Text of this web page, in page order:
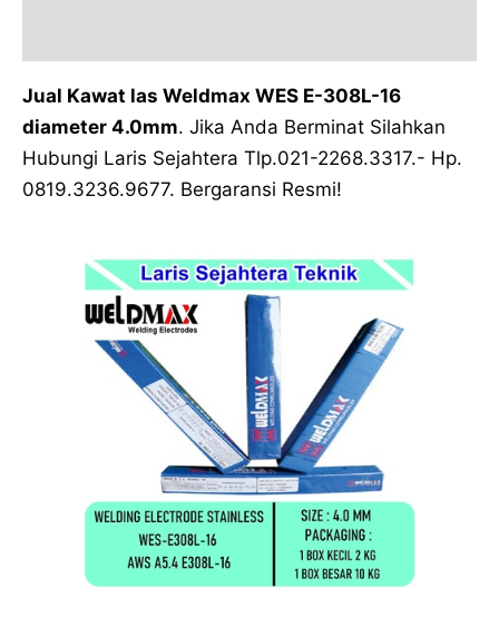
Jual Kawat las Weldmax WES E-308L-16
diameter 4.0mm. Jika Anda Berminat Silahkan
Hubungi Laris Sejahtera Tlp.021-2268.3317.- Hp.
0819.3236.9677. Bergaransi Resmi!